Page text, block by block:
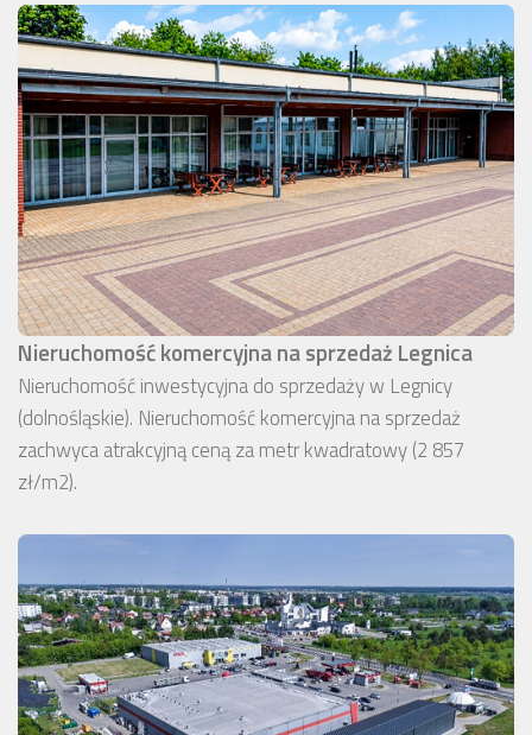
Nieruchomość komercyjna na sprzedaż Legnica
Nieruchomość inwestycyjna do sprzedaży w Legnicy
(dolnośląskie). Nieruchomość komercyjna na sprzedaż
zachwyca atrakcyjną ceną za metr kwadratowy (2 857
zł/m2).